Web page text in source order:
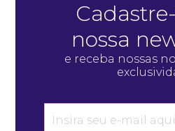
nossa
e receba nossas